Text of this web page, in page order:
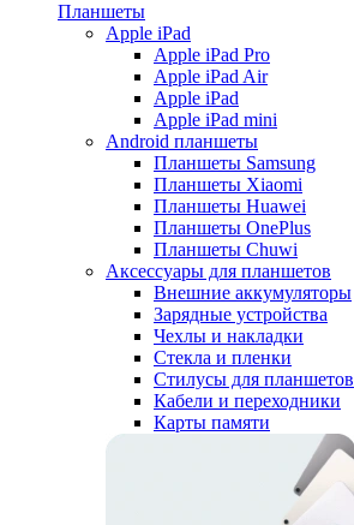
Планшеты
Apple iPad
Apple iPad Pro
Apple iPad Air
Apple iPad
Apple iPad mini
Android планшеты
Планшеты Samsung
Планшеты Xiaomi
Планшеты Huawei
Планшеты OnePlus
Планшеты Chuwi
Аксессуары для планшетов
Внешние аккумуляторы
Зарядные устройства
Чехлы и накладки
Стекла и пленки
Стилусы для планшетов
Кабели и переходники
Карты памяти